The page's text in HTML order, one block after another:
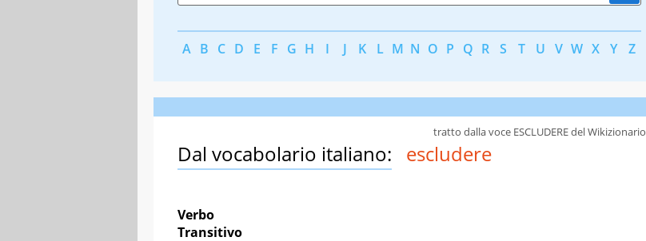
A B C D E F G H I J K L M N O P Q R S T U V W X Y Z
Dal vocabolario italiano: escludere
Verbo
Transitivo
tratto dalla voce ESCLUDERE del Wikizionario